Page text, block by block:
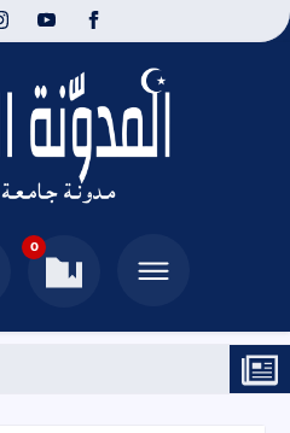
0